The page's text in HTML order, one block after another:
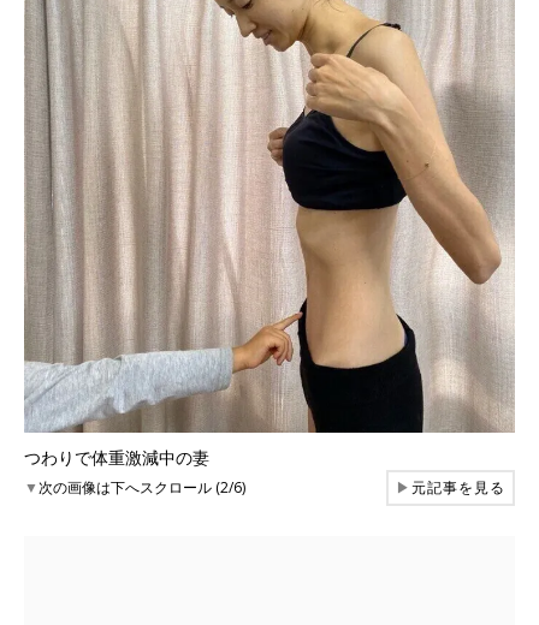
つわりで体重激減中の妻
▼次の画像は下へスクロール (2/6) ▶元記事を見る